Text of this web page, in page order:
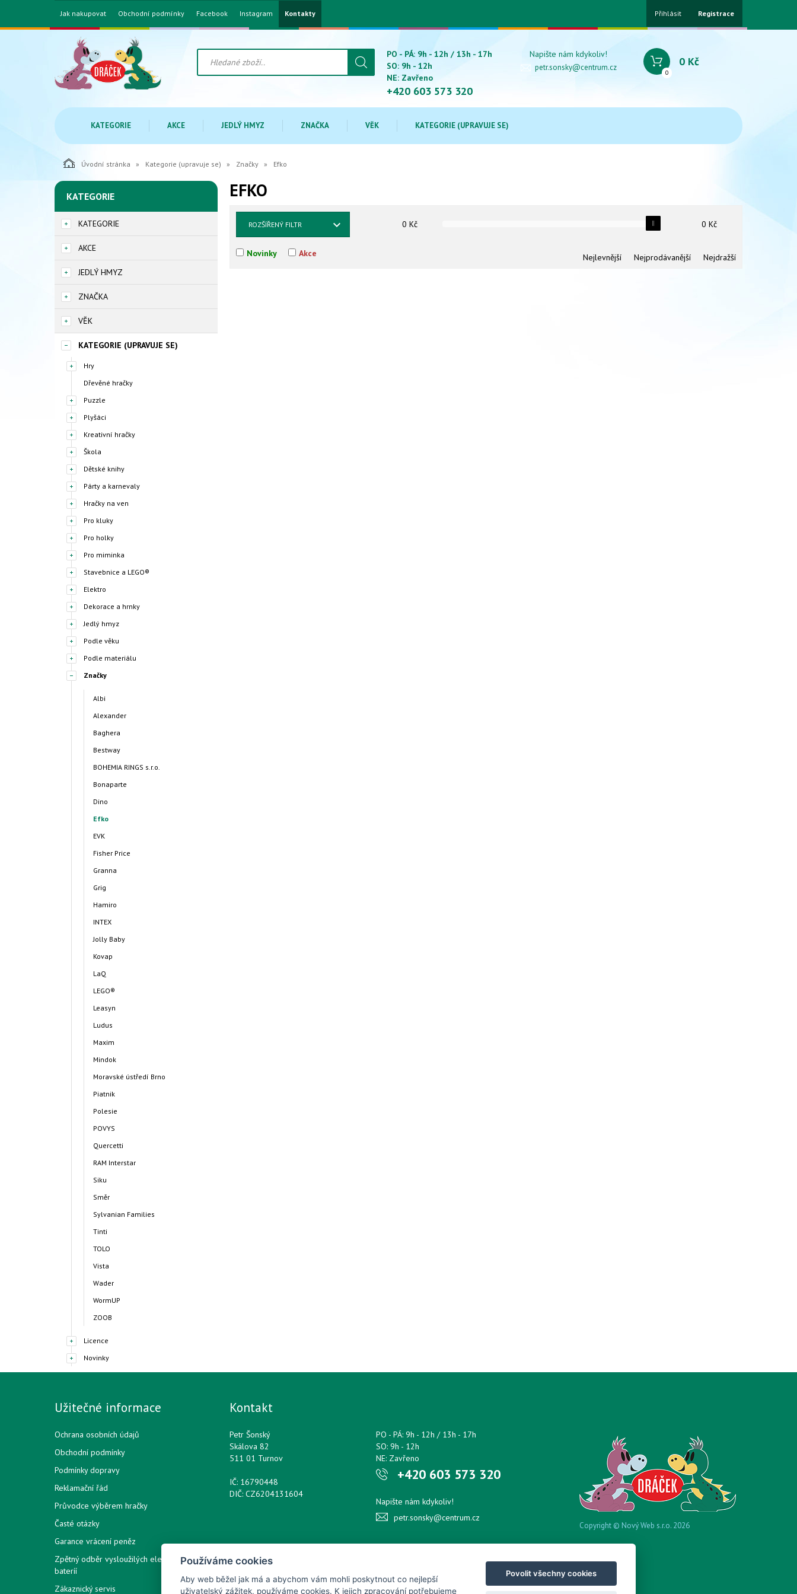
Jak nakupovat Obchodní podmínky Facebook Instagram Kontakty Přihlásit Registrace
PO - PÁ: 9h - 12h / 13h - 17h
SO: 9h - 12h
NE: Zavřeno
+420 603 573 320
Napište nám kdykoliv!
petr.sonsky@centrum.cz
0
0 Kč
KATEGORIE AKCE JEDLÝ HMYZ ZNAČKA VĚK KATEGORIE (UPRAVUJE SE)
Úvodní stránka Kategorie (upravuje se) Značky Efko
KATEGORIE
KATEGORIE
AKCE
JEDLÝ HMYZ
ZNAČKA
VĚK
KATEGORIE (UPRAVUJE SE)
Hry
Dřevěné hračky
Puzzle
Plyšáci
Kreativní hračky
Škola
Dětské knihy
Párty a karnevaly
Hračky na ven
Pro kluky
Pro holky
Pro miminka
Stavebnice a LEGO®
Elektro
Dekorace a hrnky
Jedlý hmyz
Podle věku
Podle materiálu
Značky
Albi
Alexander
Baghera
Bestway
BOHEMIA RINGS s.r.o.
Bonaparte
Dino
Efko
EVK
Fisher Price
Granna
Grig
Hamiro
INTEX
Jolly Baby
Kovap
LaQ
LEGO®
Leasyn
Ludus
Maxim
Mindok
Moravské ústředí Brno
Piatnik
Polesie
POVYS
Quercetti
RAM Interstar
Siku
Směr
Sylvanian Families
Tinti
TOLO
Vista
Wader
WormUP
ZOOB
Licence
Novinky
EFKO
ROZŠÍŘENÝ FILTR 0 Kč 0 Kč
Novinky Akce Nejlevnější Nejprodávanější Nejdražší
Užitečné informace
Ochrana osobních údajů
Obchodní podmínky
Podmínky dopravy
Reklamační řád
Průvodce výběrem hračky
Časté otázky
Garance vrácení peněz
Zpětný odběr vysloužilých elektrozařízení /
bateríí
Zákaznický servis
Kontakt
Petr Šonský
Skálova 82
511 01 Turnov
IČ: 16790448
DIČ: CZ6204131604
PO - PÁ: 9h - 12h / 13h - 17h
SO: 9h - 12h
NE: Zavřeno
+420 603 573 320
Napište nám kdykoliv!
petr.sonsky@centrum.cz
Copyright © Nový Web s.r.o. 2026
Používáme cookies
Aby web běžel jak má a abychom vám mohli poskytnout co nejlepší
uživatelský zážitek, používáme cookies. K jejich zpracování potřebujeme
Povolit všechny cookies